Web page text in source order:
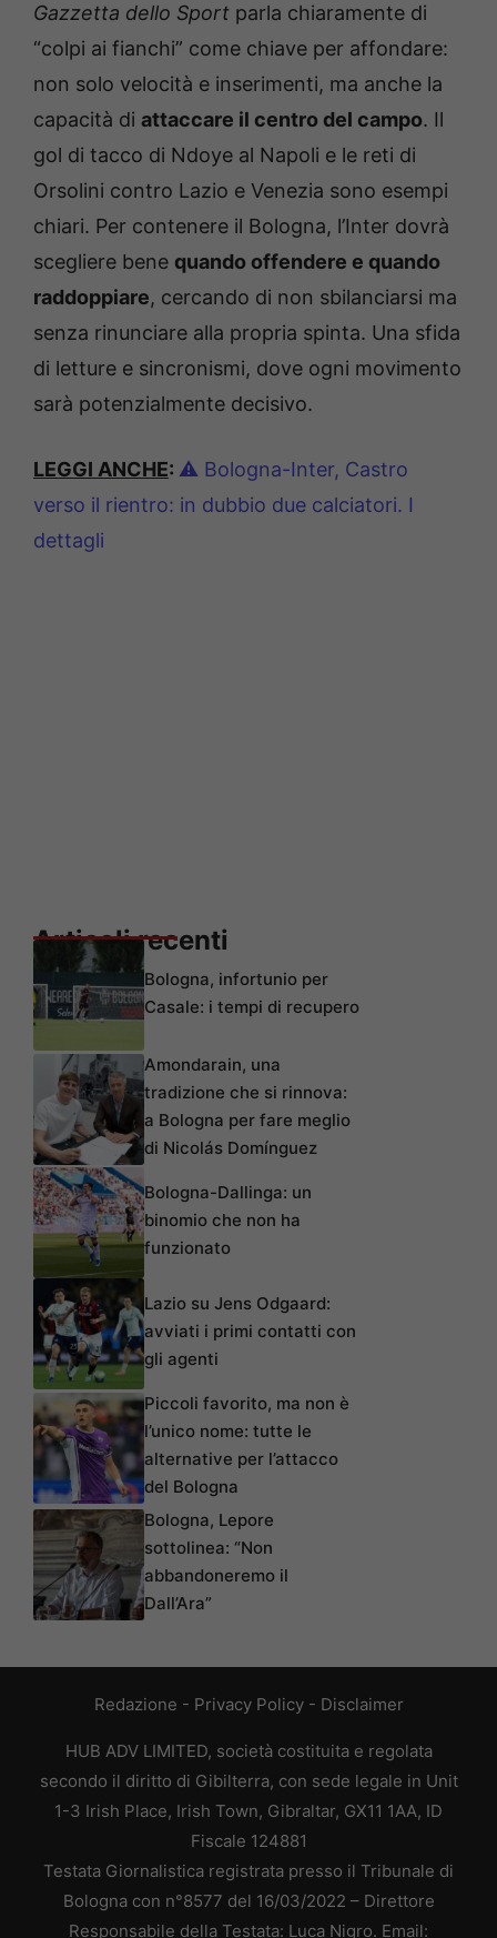
Gazzetta dello Sport parla chiaramente di
“colpi ai fianchi” come chiave per affondare:
non solo velocità e inserimenti, ma anche la
capacità di attaccare il centro del campo. Il
gol di tacco di Ndoye al Napoli e le reti di
Orsolini contro Lazio e Venezia sono esempi
chiari. Per contenere il Bologna, l’Inter dovrà
scegliere bene quando offendere e quando
raddoppiare, cercando di non sbilanciarsi ma
senza rinunciare alla propria spinta. Una sfida
di letture e sincronismi, dove ogni movimento
sarà potenzialmente decisivo.
LEGGI ANCHE: ⚠️ Bologna-Inter, Castro
verso il rientro: in dubbio due calciatori. I
dettagli
Articoli recenti
Bologna, infortunio per
Casale: i tempi di recupero
Amondarain, una
tradizione che si rinnova:
a Bologna per fare meglio
di Nicolás Domínguez
Bologna-Dallinga: un
binomio che non ha
funzionato
Lazio su Jens Odgaard:
avviati i primi contatti con
gli agenti
Piccoli favorito, ma non è
l’unico nome: tutte le
alternative per l’attacco
del Bologna
Bologna, Lepore
sottolinea: “Non
abbandoneremo il
Dall’Ara”
Redazione - Privacy Policy- Disclaimer
HUB ADV LIMITED, società costituita e regolata
secondo il diritto di Gibilterra, con sede legale in Unit
1-3 Irish Place, Irish Town, Gibraltar, GX11 1AA, ID
Fiscale 124881
Testata Giornalistica registrata presso il Tribunale di
Bologna con n°8577 del 16/03/2022 – Direttore
Responsabile della Testata: Luca Nigro. Email: